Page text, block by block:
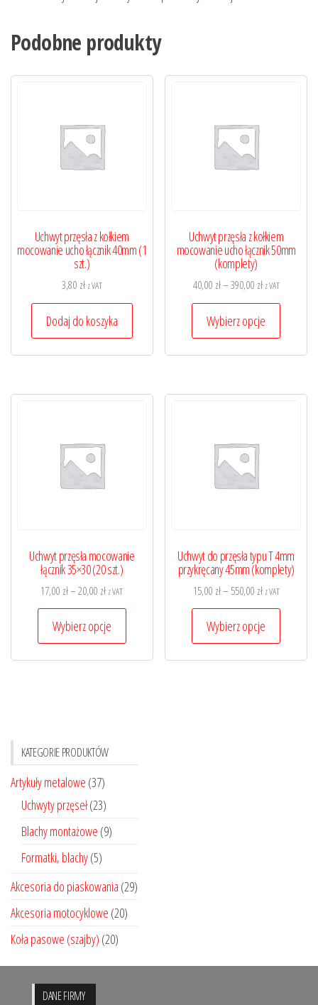
Podobne produkty
Uchwyt przęsła z kołkiem
mocowanie ucho łącznik 40mm (1
szt.)
3,80 zł z VAT
Dodaj do koszyka
Uchwyt przęsła z kołkiem
mocowanie ucho łącznik 50mm
(komplety)
40,00 zł–390,00 złZakres
cen:
od
40,00 zł
do
z VAT
Wybierz opcje
Ten
Uchwyt przęsła mocowanie
łącznik 35×30 (20 szt.)
17,00 zł– 20,00 złZakres
cen:
od
17,00 zł
do
z VAT
Wybierz opcje
Ten
Uchwyt do przęsła typu T 4mm
przykręcany 45mm (komplety)
15,00 zł– 550,00 złZakres
cen:
od
15,00 zł
do
z VAT
Wybierz opcje
Ten
KATEGORIE PRODUKTÓW
Artykuły metalowe (37)
Uchwyty przęseł(23)
Blachy montażowe (9)
Formatki, blachy(5)
Akcesoria do piaskowania (29)
Akcesoria motocyklowe (20)
Koła pasowe (szajby) (20)
DANE FIRMY